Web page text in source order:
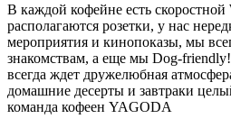
В каждой кофейне есть
располагаются розетки, у нас
мероприятия и кинопоказы, мы
знакомствам, а еще мы Dog-
всегда ждет дружелюбная
домашние десерты и завтраки
команда кофеен YAGODA